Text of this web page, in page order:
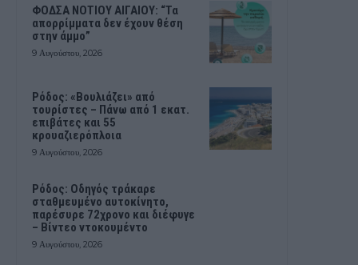
ΦΟΔΣΑ ΝΟΤΙΟΥ ΑΙΓΑΙΟΥ: “Τα
απορρίμματα δεν έχουν θέση
στην άμμο”
9 Αυγούστου, 2026
Ρόδος: «Βουλιάζει» από
τουρίστες – Πάνω από 1 εκατ.
επιβάτες και 55
κρουαζιερόπλοια
9 Αυγούστου, 2026
Ρόδος: Οδηγός τράκαρε
σταθμευμένο αυτοκίνητο,
παρέσυρε 72χρονο και διέφυγε
– Βίντεο ντοκουμέντο
9 Αυγούστου, 2026